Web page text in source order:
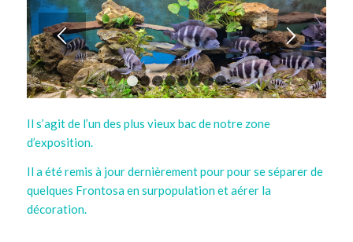
1 2 3 4 5 6 7 8
Il s’agit de l’un des plus vieux bac de notre zone
d’exposition.
Il a été remis à jour dernièrement pour pour se séparer de
quelques Frontosa en surpopulation et aérer la
décoration.